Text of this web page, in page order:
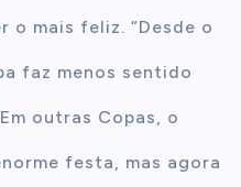
o mais feliz.“Desde o
faz menos sentido
outras Copas, o
festa, mas agora